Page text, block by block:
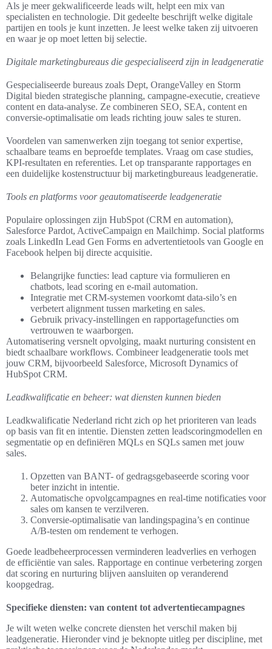
Als je meer gekwalificeerde leads wilt, helpt een mix van
specialisten en technologie. Dit gedeelte beschrijft welke digitale
partijen en tools je kunt inzetten. Je leest welke taken zij uitvoeren
en waar je op moet letten bij selectie.
Digitale marketingbureaus die gespecialiseerd zijn in leadgeneratie
Gespecialiseerde bureaus zoals Dept, OrangeValley en Storm
Digital bieden strategische planning, campagne-executie, creatieve
content en data-analyse. Ze combineren SEO, SEA, content en
conversie-optimalisatie om leads richting jouw sales te sturen.
Voordelen van samenwerken zijn toegang tot senior expertise,
schaalbare teams en beproefde templates. Vraag om case studies,
KPI-resultaten en referenties. Let op transparante rapportages en
een duidelijke kostenstructuur bij marketingbureaus leadgeneratie.
Tools en platforms voor geautomatiseerde leadgeneratie
Populaire oplossingen zijn HubSpot (CRM en automation),
Salesforce Pardot, ActiveCampaign en Mailchimp. Social platforms
zoals LinkedIn Lead Gen Forms en advertentietools van Google en
Facebook helpen bij directe acquisitie.
Belangrijke functies: lead capture via formulieren en
chatbots, lead scoring en e-mail automation.
Integratie met CRM-systemen voorkomt data-silo’s en
verbetert alignment tussen marketing en sales.
Gebruik privacy-instellingen en rapportagefuncties om
vertrouwen te waarborgen.
Automatisering versnelt opvolging, maakt nurturing consistent en
biedt schaalbare workflows. Combineer leadgeneratie tools met
jouw CRM, bijvoorbeeld Salesforce, Microsoft Dynamics of
HubSpot CRM.
Leadkwalificatie en beheer: wat diensten kunnen bieden
Leadkwalificatie Nederland richt zich op het prioriteren van leads
op basis van fit en intentie. Diensten zetten leadscoringmodellen en
segmentatie op en definiëren MQLs en SQLs samen met jouw
sales.
Opzetten van BANT- of gedragsgebaseerde scoring voor
beter inzicht in intentie.
Automatische opvolgcampagnes en real-time notificaties voor
sales om kansen te verzilveren.
Conversie-optimalisatie van landingspagina’s en continue
A/B-testen om rendement te verhogen.
Goede leadbeheerprocessen verminderen leadverlies en verhogen
de efficiëntie van sales. Rapportage en continue verbetering zorgen
dat scoring en nurturing blijven aansluiten op veranderend
koopgedrag.
Specifieke diensten: van content tot advertentiecampagnes
Je wilt weten welke concrete diensten het verschil maken bij
leadgeneratie. Hieronder vind je beknopte uitleg per discipline, met